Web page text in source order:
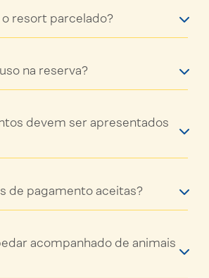
resort parcelado?
na reserva?
devem ser apresentados
de pagamento aceitas?
acompanhado de animais